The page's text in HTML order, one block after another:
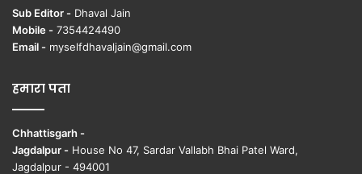
Sub Editor - Dhaval Jain
Mobile - 7354424490
Email - myselfdhavaljain@gmail.com
हमारा पता
Chhattisgarh -
Jagdalpur - House No 47, Sardar Vallabh Bhai Patel Ward,
Jagdalpur - 494001